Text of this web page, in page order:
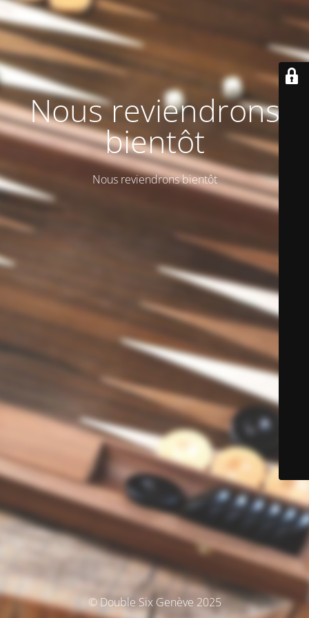
Nous reviendrons
bientôt
Nous reviendrons bientôt
© Double Six Genève 2025